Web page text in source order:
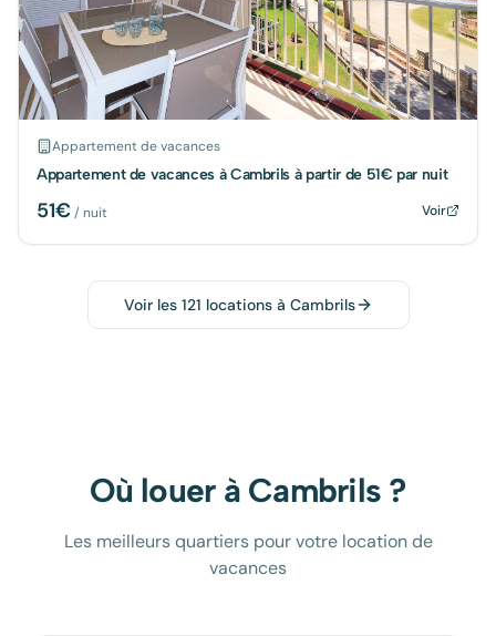
Appartement de vacances
Appartement de vacances à Cambrils à partir de 51€ par nuit
51€/ nuit Voir
Voir les 121 locations à Cambrils
Où louer à Cambrils ?
Les meilleurs quartiers pour votre location de
vacances